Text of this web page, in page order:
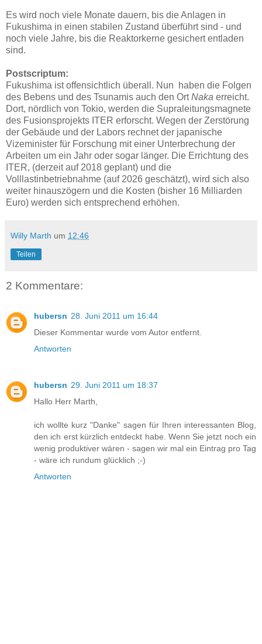
Es wird noch viele Monate dauern, bis die Anlagen in
Fukushima in einen stabilen Zustand überführt sind - und
noch viele Jahre, bis die Reaktorkerne gesichert entladen
sind.
Postscriptum:
Fukushima ist offensichtlich überall. Nun haben die Folgen
des Bebens und des Tsunamis auch den OrtNaka erreicht.
Dort, nördlich von Tokio, werden die Supraleitungsmagnete
des Fusionsprojekts ITER erforscht. Wegen der Zerstörung
der Gebäude und der Labors rechnet der japanische
Vizeminister für Forschung mit einer Unterbrechung der
Arbeiten um ein Jahr oder sogar länger. Die Errichtung des
ITER, (derzeit auf 2018 geplant) und die
Volllastinbetriebnahme (auf 2026 geschätzt), wird sich also
weiter hinauszögern und die Kosten (bisher 16 Milliarden
Euro) werden sich entsprechend erhöhen.
Willy Marth um 12:46
Teilen
2 Kommentare:
hubersn 28. Juni 2011 um 16:44
Dieser Kommentar wurde vom Autor entfernt.
Antworten
hubersn 29. Juni 2011 um 18:37
Hallo Herr Marth,
ich wollte kurz "Danke" sagen für Ihren interessanten Blog,
den ich erst kürzlich entdeckt habe. Wenn Sie jetzt noch ein
wenig produktiver wären - sagen wir mal ein Eintrag pro Tag
- wäre ich rundum glücklich ;-)
Antworten